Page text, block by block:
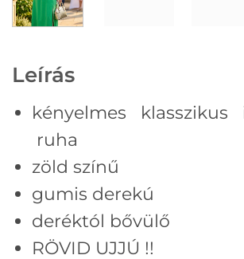
Leírás
kényelmes klasszikus
ruha
zöld színű
gumis derekú
deréktól bővülő
RÖVID UJJÚ !!